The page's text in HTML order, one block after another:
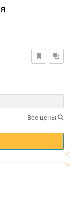
Все цены